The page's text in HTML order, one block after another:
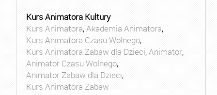
Kurs Animatora Kultury
Kurs Animatora,Akademia Animatora,
Kurs Animatora Czasu Wolnego,
Kurs Animatora Zabaw dla Dzieci,Animator,
Animator Czasu Wolnego,
Animator Zabaw dla Dzieci,
Kurs Animatora Zabaw